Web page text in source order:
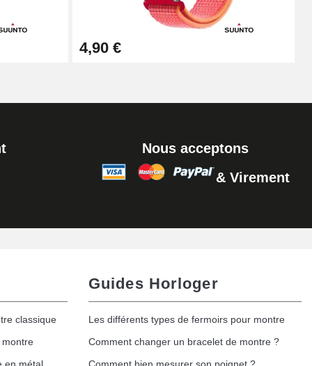
4,90 €
Nous acceptons
& Virement
classique
Guides Horloger
Les différents types de fermoirs pour montre
Comment changer un bracelet de montre ?